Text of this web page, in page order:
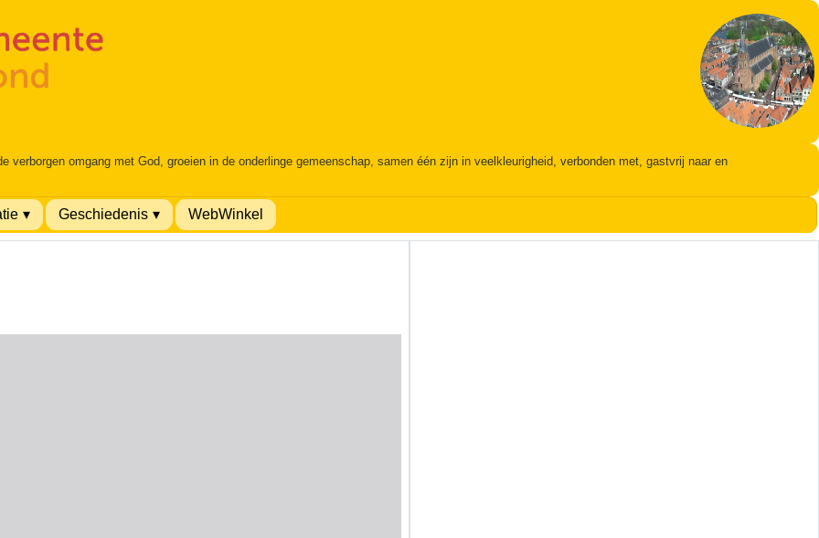
verborgen omgang met God, groeien in de onderlinge gemeenschap, samen één zijn in veelkleurigheid, verbonden met, gastvrij naar en
Geschiedenis WebWinkel